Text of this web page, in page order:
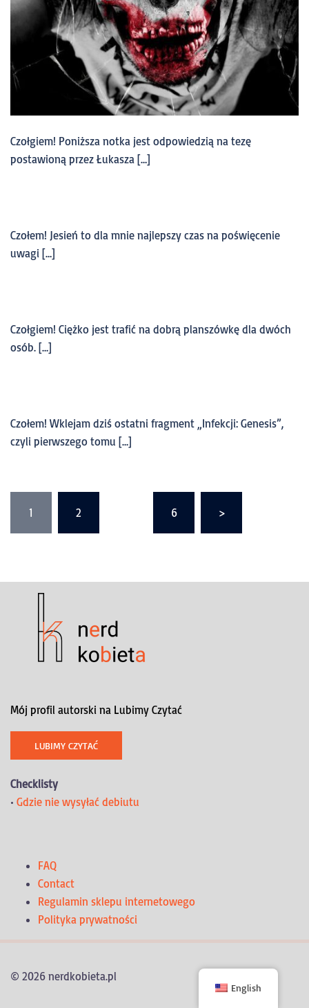
Czołgiem! Poniższa notka jest odpowiedzią na tezę
postawioną przez Łukasza […]
Czołem! Jesień to dla mnie najlepszy czas na poświęcenie
uwagi […]
Czołgiem! Ciężko jest trafić na dobrą planszówkę dla dwóch
osób. […]
Czołem! Wklejam dziś ostatni fragment „Infekcji: Genesis”,
czyli pierwszego tomu […]
1 2 6 >
Mój profil autorski na Lubimy Czytać
LUBIMY CZYTAĆ
Checklisty
• Gdzie nie wysyłać debiutu
FAQ
Contact
Regulamin sklepu internetowego
Polityka prywatności
© 2026 nerdkobieta.pl
English